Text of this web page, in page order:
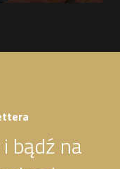
bądź na